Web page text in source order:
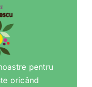
pentru
oricând